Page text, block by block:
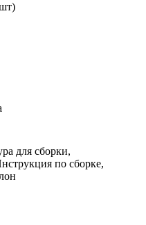
для сборки,
по сборке,